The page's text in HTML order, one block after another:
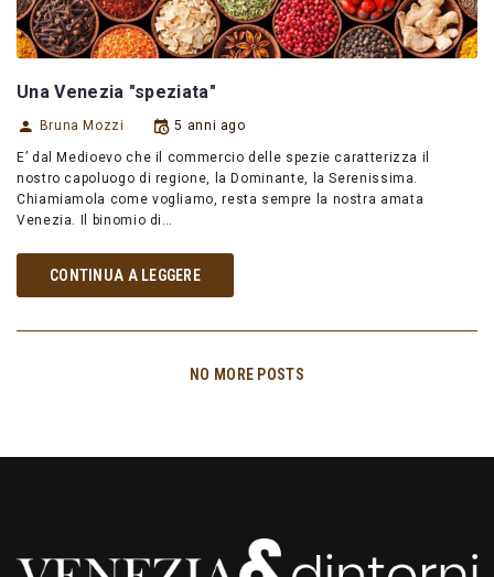
Una Venezia "speziata"
Bruna Mozzi 5 anni ago
E’ dal Medioevo che il commercio delle spezie caratterizza il
nostro capoluogo di regione, la Dominante, la Serenissima.
Chiamiamola come vogliamo, resta sempre la nostra amata
Venezia. Il binomio di…
CONTINUA A LEGGERE
NO MORE POSTS